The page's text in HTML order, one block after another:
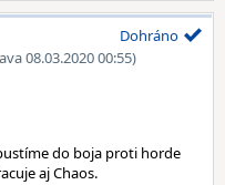
08.03.2020 00:55)
Dohráno
do boja proti horde
aj Chaos.